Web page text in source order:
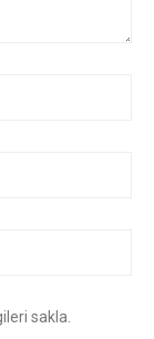
sakla.